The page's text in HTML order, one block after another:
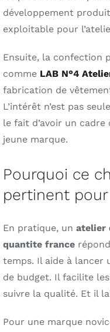
développement
exploitable pour
Ensuite, la confection
comme LAB N°4
fabrication de
L’intérêt n’est pas
le fait d’avoir un
jeune marque.
Pourquoi ce
pertinent
En pratique, un atelier
quantite france
temps. Il aide à lancer
de budget. Il facilite
suivre la qualité. Et il
Pour une marque